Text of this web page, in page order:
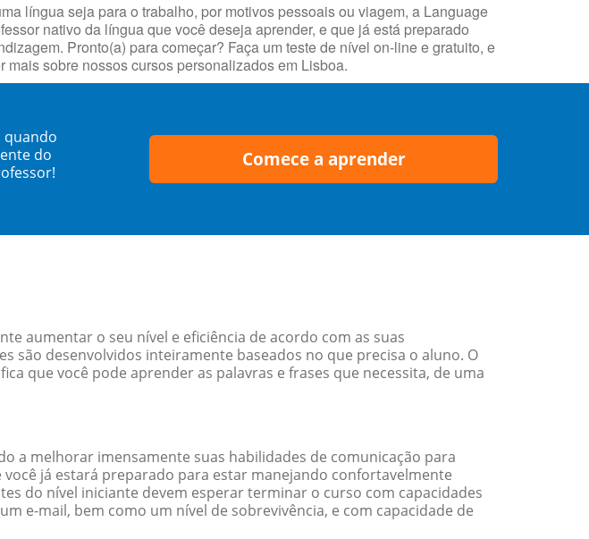
língua seja para o trabalho, por motivos pessoais ou viagem, a Language
nativo da língua que você deseja aprender, e que já está preparado
Pronto(a) para começar? Faça um teste de nível on-line e gratuito, e
sobre nossos cursos personalizados em Lisboa.
quando
do
Comece a aprender
aumentar o seu nível e eficiência de acordo com as suas
são desenvolvidos inteiramente baseados no que precisa o aluno. O
que você pode aprender as palavras e frases que necessita, de uma
a melhorar imensamente suas habilidades de comunicação para
já estará preparado para estar manejando confortavelmente
do nível iniciante devem esperar terminar o curso com capacidades
e-mail, bem como um nível de sobrevivência, e com capacidade de